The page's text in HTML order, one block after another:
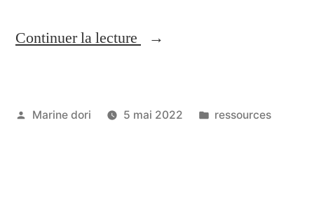
Continuer la lecture
Marine dori 5 mai 2022 ressources